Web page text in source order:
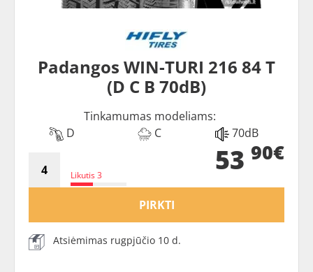
Padangos WIN-TURI 216 84 T
(D C B 70dB)
Tinkamumas modeliams:
D
C 70dB
Likutis 3 53 90€
PIRKTI
Atsiėmimas rugpjūčio 10 d.